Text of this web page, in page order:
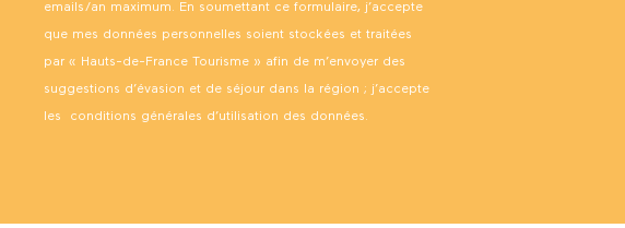
emails/an maximum. En soumettant ce formulaire, j’accepte
que mes données personnelles soient stockées et traitées
par « Hauts-de-France Tourisme » afin de m’envoyer des
suggestions d’évasion et de séjour dans la région ; j’accepte
les conditions générales d’utilisation des données.